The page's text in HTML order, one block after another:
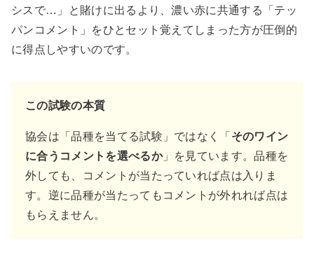
シスで…」と賭けに出るより、濃い赤に共通する「テッ
パンコメント」をひとセット覚えてしまった方が圧倒的
に得点しやすいのです。
この試験の本質
協会は「品種を当てる試験」ではなく「 そのワイン
に合うコメントを選べるか」を見ています。品種を
外しても、コメントが当たっていれば点は入りま
す。逆に品種が当たってもコメントが外れれば点は
もらえません。